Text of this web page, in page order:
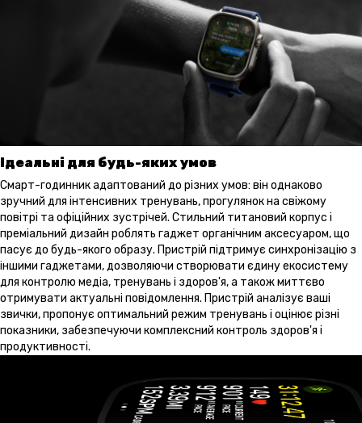
Ідеальні для будь-яких умов
Смарт-годинник адаптований до різних умов: він однаково
зручний для інтенсивних тренувань, прогулянок на свіжому
повітрі та офіційних зустрічей. Стильний титановий корпус і
преміальний дизайн роблять гаджет органічним аксесуаром, що
пасує до будь-якого образу. Пристрій підтримує синхронізацію з
іншими гаджетами, дозволяючи створювати єдину екосистему
для контролю медіа, тренувань і здоров'я, а також миттєво
отримувати актуальні повідомлення. Пристрій аналізує ваші
звички, пропонує оптимальний режим тренувань і оцінює різні
показники, забезпечуючи комплексний контроль здоров'я і
продуктивності.